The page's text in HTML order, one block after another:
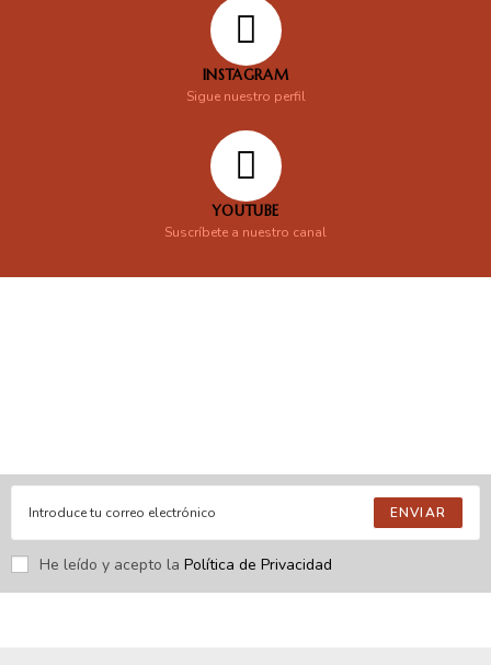
INSTAGRAM
Sigue nuestro perfil
YOUTUBE
Suscríbete a nuestro canal
ENVIAR
He leído y acepto la Política de Privacidad